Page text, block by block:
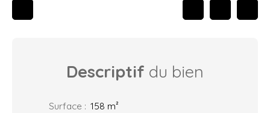
Descriptif du bien
Surface : 158 m²